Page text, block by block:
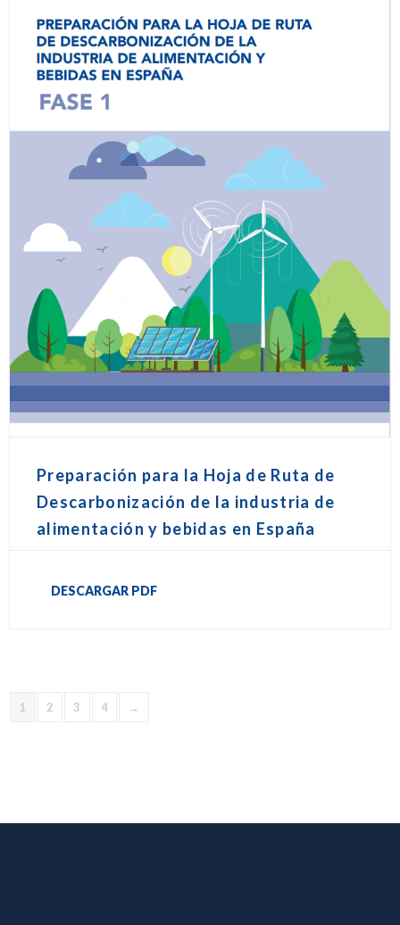
Preparación para la Hoja de Ruta de
Descarbonización de la industria de
alimentación y bebidas en España
DESCARGAR PDF
1 2 3 4 →